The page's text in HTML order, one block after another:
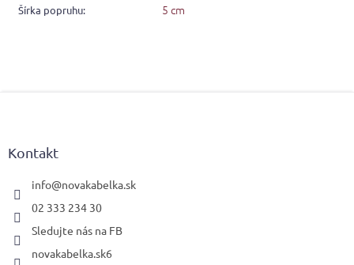
Šírka popruhu: 5 cm
Kontakt
info@novakabelka.sk
02 333 234 30
Sledujte nás na FB
novakabelka.sk6